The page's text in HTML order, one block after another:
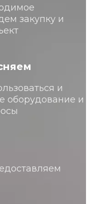
закупку и
и
оборудование и